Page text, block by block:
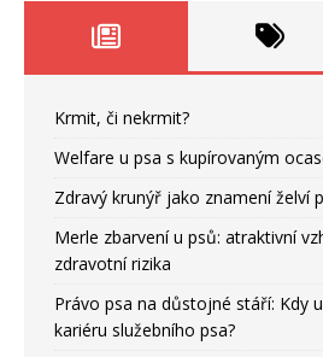
Krmit, či nekrmit?
Welfare u psa s kupírovaným
Zdravý krunýř jako znamení želví
Merle zbarvení u psů: atraktivní
zdravotní rizika
Právo psa na důstojné stáří: Kdy
kariéru služebního psa?